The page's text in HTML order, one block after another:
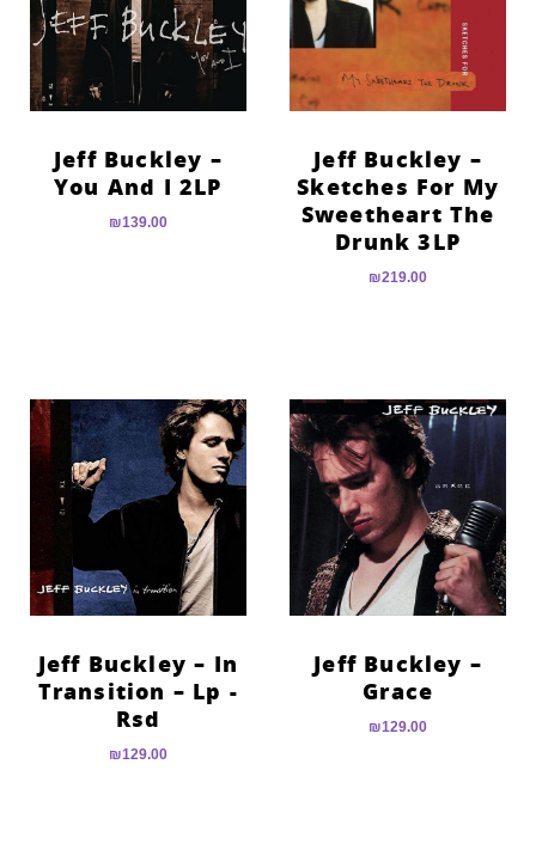
הוסף קו תחתון לקישורים
סמן קישורים
לאפס
האפשרויות
cached
Jeff Buckley –
Sketches For My
Sweetheart The
Drunk 3LP
₪219.00
Jeff Buckley –
You And I 2LP
₪139.00
Jeff Buckley –
Grace
₪129.00
Jeff Buckley – In
Transition – Lp -
Rsd
₪129.00